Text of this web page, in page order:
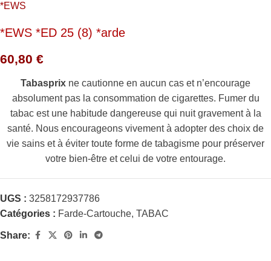
*EWS
*EWS *ED 25 (8) *arde
60,80 €
Tabasprix ne cautionne en aucun cas et n’encourage
absolument pas la consommation de cigarettes. Fumer du
tabac est une habitude dangereuse qui nuit gravement à la
santé. Nous encourageons vivement à adopter des choix de
vie sains et à éviter toute forme de tabagisme pour préserver
votre bien-être et celui de votre entourage.
UGS : 3258172937786
Catégories : Farde-Cartouche, TABAC
Share: